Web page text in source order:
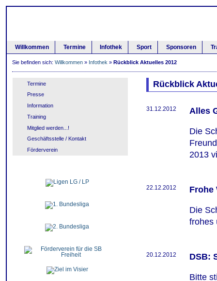
Willkommen Termine Infothek Sport Sponsoren
Sie befinden sich: Willkommen» Infothek » Rückblick Aktuelles 2012
Termine
Presse
Information
Training
Mitglied werden...!
Geschäftsstelle / Kontakt
Förderverein
Rückblick
31.12.2012 Alles
Die
2013
22.12.2012 Frohe
Die
frohes
20.12.2012 DSB:
Bitte